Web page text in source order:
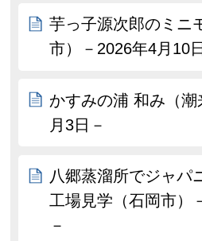
芋っ子源次郎のミニ
市）－2026年4月10
かすみの浦 和み（
月3日－
八郷蒸溜所でジャパ
工場見学（石岡市）
－